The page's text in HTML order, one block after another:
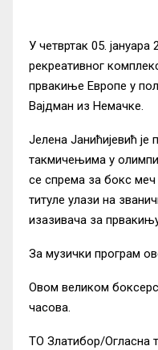
У четвртак 05.
рекреативног
првакиње Европе у
Вајдман из Немачке.
Јелена Јанићијевић
такмичењима у
се спрема за бокс
титуле улази на
изазивача за
За музички програм
Овом великом
часова.
ТО Златибор/Огласна